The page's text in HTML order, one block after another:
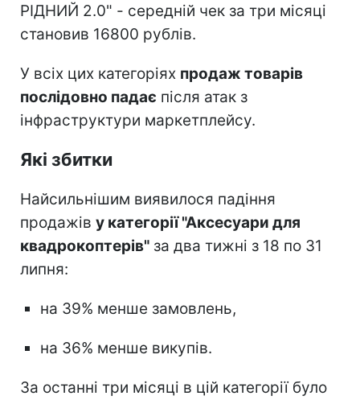
РІДНИЙ 2.0" - середній чек за три місяці
становив 16800 рублів.
У всіх цих категоріях продаж товарів
послідовно падає після атак з
інфраструктури маркетплейсу.
Які збитки
Найсильнішим виявилося падіння
продажів у категорії "Аксесуари для
квадрокоптерів" за два тижні з 18 по 31
липня:
на 39% менше замовлень,
на 36% менше викупів.
За останні три місяці в цій категорії було